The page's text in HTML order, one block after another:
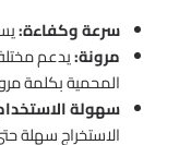
سرعة وكفاءة:
مرونة:
المحمية بكلمة
سهولة
الاستخراج سهلة